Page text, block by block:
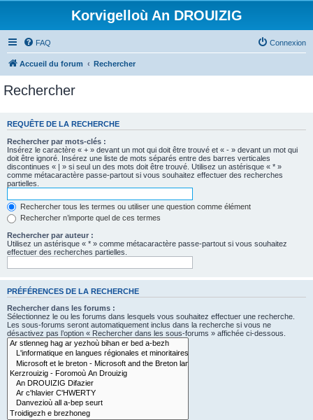
Korvigelloù An DROUIZIG
FAQ Connexion
Accueil du forum Rechercher
Rechercher
REQUÊTE DE LA RECHERCHE
Rechercher par mots-clés :
Insérez le caractère « + » devant un mot qui doit être trouvé et « - » devant un mot qui
doit être ignoré. Insérez une liste de mots séparés entre des barres verticales
discontinues « | » si seul un des mots doit être trouvé. Utilisez un astérisque « * »
comme métacaractère passe-partout si vous souhaitez effectuer des recherches
partielles.
Rechercher tous les termes ou utiliser une question comme élément
Rechercher n’importe quel de ces termes
Rechercher par auteur :
Utilisez un astérisque « * » comme métacaractère passe-partout si vous souhaitez
effectuer des recherches partielles.
PRÉFÉRENCES DE LA RECHERCHE
Rechercher dans les forums :
Sélectionnez le ou les forums dans lesquels vous souhaitez effectuer une recherche.
Les sous-forums seront automatiquement inclus dans la recherche si vous ne
désactivez pas l’option « Rechercher dans les sous-forums » affichée ci-dessous.